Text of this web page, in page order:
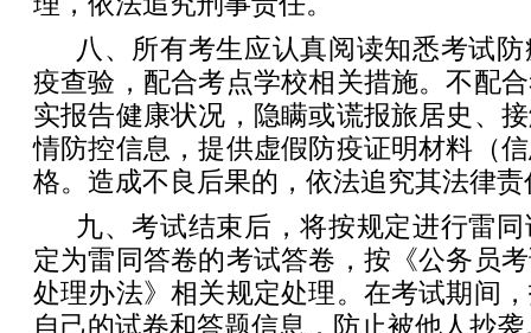
八、所有考生应认真阅读知悉考试
疫查验，配合考点学校相关措施。不配
实报告健康状况，隐瞒或谎报旅居史、
情防控信息，提供虚假防疫证明材料（
格。造成不良后果的，依法追究其法律责
九、考试结束后，将按规定进行雷
定为雷同答卷的考试答卷，按《公务员
处理办法》相关规定处理。在考试期间
自己的试卷和答题信息，防止被他人抄袭